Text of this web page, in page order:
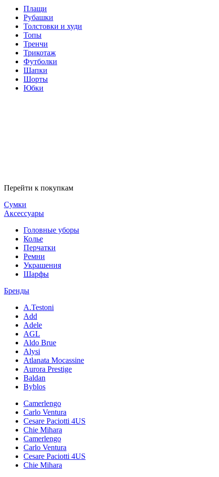
Плащи
Рубашки
Толстовки и худи
Топы
Тренчи
Трикотаж
Футболки
Шапки
Шорты
Юбки
Перейти к покупкам
Сумки
Аксессуары
Головные уборы
Колье
Перчатки
Ремни
Украшения
Шарфы
Бренды
A.Testoni
Add
Adele
AGL
Aldo Brue
Alysi
Atlanata Mocassine
Aurora Prestige
Baldan
Byblos
Camerlengo
Carlo Ventura
Cesare Paciotti 4US
Chie Mihara
Camerlengo
Carlo Ventura
Cesare Paciotti 4US
Chie Mihara